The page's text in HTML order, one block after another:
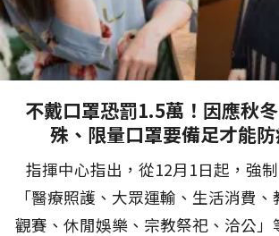
不戴口罩恐罰1.5萬！因應秋
殊、限量口罩要備足才能
指揮中心指出，從12月1日起，強
「醫療照護、大眾運輸、生活消費
觀賽、休閒娛樂、宗教祭祀、洽公」